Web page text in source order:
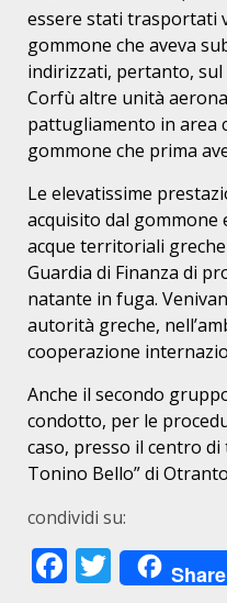
essere stati trasportati
gommone che aveva
indirizzati, pertanto,
Corfù altre unità
pattugliamento in area
gommone che prima
Le elevatissime
acquisito dal gommone
acque territoriali
Guardia di Finanza di
natante in fuga.
autorità greche,
cooperazione
Anche il secondo
condotto, per le
caso, presso il centro
Tonino Bello” di
condividi su:
Facebook
Twitter
Share